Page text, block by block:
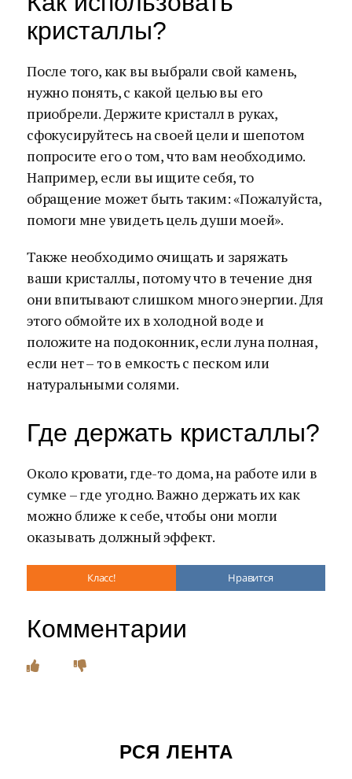
кристаллы?
После того, как вы выбрали свой камень,
нужно понять, с какой целью вы его
приобрели. Держите кристалл в руках,
сфокусируйтесь на своей цели и шепотом
попросите его о том, что вам необходимо.
Например, если вы ищите себя, то
обращение может быть таким: «Пожалуйста,
помоги мне увидеть цель души моей».
Также необходимо очищать и заряжать
ваши кристаллы, потому что в течение дня
они впитывают слишком много энергии. Для
этого обмойте их в холодной воде и
положите на подоконник, если луна полная,
если нет – то в емкость с песком или
натуральными солями.
Где держать кристаллы?
Около кровати, где-то дома, на работе или в
сумке – где угодно. Важно держать их как
можно ближе к себе, чтобы они могли
оказывать должный эффект.
Класс! Нравится
Комментарии
РСЯ ЛЕНТА